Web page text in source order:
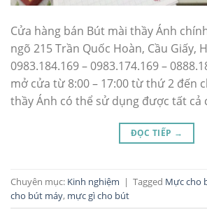
Cửa hàng bán Bút mài thầy Ánh
ngõ 215 Trần Quốc Hoàn, Cầu Giấy,
0983.184.169 – 0983.174.169 –
mở cửa từ 8:00 – 17:00 từ thứ 2 đến
thầy Ánh có thể sử dụng được tất cả
ĐỌC TIẾP →
Chuyên mục: Kinh nghiệm | Tagged Mực cho
cho bút máy, mực gì cho bút